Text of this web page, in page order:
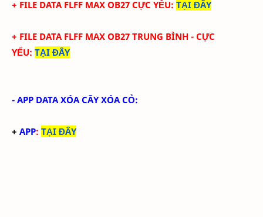
+ FILE DATAFLFF MAX OB27 CỰC YẾU: TẠI ĐÂY
+ FILE DATAFLFF MAX OB27 TRUNG BÌNH - CỰC
YẾU: TẠI ĐÂY
- APP DATA XÓA CÂY XÓA CỎ:
+ APP: TẠI ĐÂY